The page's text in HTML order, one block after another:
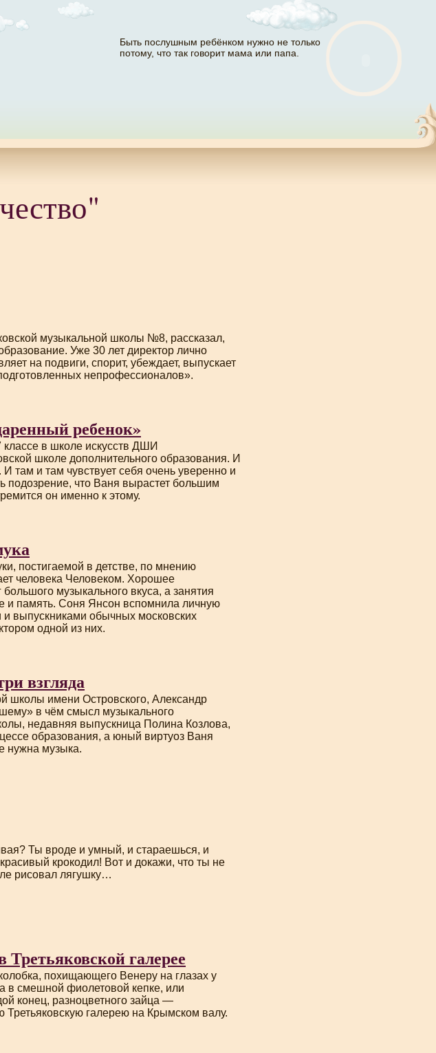
Быть послушным ребёнком нужно не только
потому, что так говорит мама или папа.
музыкальной школы №8, рассказал,
Уже 30 лет директор лично
на подвиги, спорит, убеждает, выпускает
непрофессионалов».
ребенок»
в школе искусств ДШИ
школе дополнительного образования. И
там и там чувствует себя очень уверенно и
подозрение, что Ваня вырастет большим
он именно к этому.
постигаемой в детстве, по мнению
человека Человеком. Хорошее
музыкального вкуса, а занятия
и память. Соня Янсон вспомнила личную
и выпускниками обычных московских
одной из них.
взгляда
школы имени Островского, Александр
» в чём смысл музыкального
недавняя выпускница Полина Козлова,
образования, а юный виртуоз Ваня
нужна музыка.
Ты вроде и умный, и стараешься, и
крокодил! Вот и докажи, что ты не
рисовал лягушку…
галерее
, похищающего Венеру на глазах у
в смешной фиолетовой кепке, или
конец, разноцветного зайца —
Третьяковскую галерею на Крымском валу.